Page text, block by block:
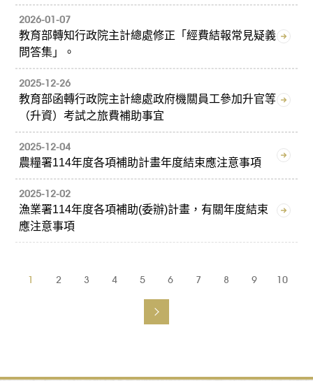
2026-01-07
教育部轉知行政院主計總處修正「經費結報常見疑義
問答集」。
2025-12-26
教育部函轉行政院主計總處政府機關員工參加升官等
（升資）考試之旅費補助事宜
2025-12-04
農糧署114年度各項補助計畫年度結束應注意事項
2025-12-02
漁業署114年度各項補助(委辦)計畫，有關年度結束
應注意事項
1 2 3 4 5 6 7 8 9 10